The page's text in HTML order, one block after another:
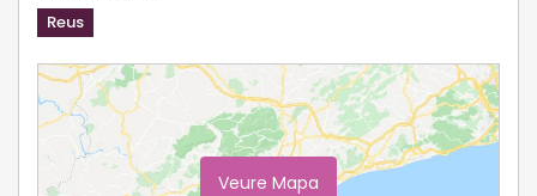
Reus
Veure Mapa